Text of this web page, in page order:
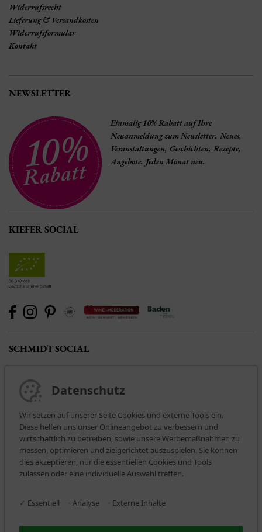
Widerrufsrecht
Lieferung & Versandkosten
Widerrufsformular
Kontakt
NEWSLETTER
Einmalig 10% Rabatt auf Ihre
Neuanmeldung zum Newsletter. Neues,
Veranstaltungen, Geschichten, Rezepte,
Angebote. Jeden Monat neu.
KIEFER SOCIAL
SCHMIDT SOCIAL
BEZAHLARTEN
Datenschutz
Wir setzen auf unserer Seite Cookies und externe Tools ein.
Diese helfen uns unser Onlineangebot zu verbessern und
wirtschaftlich zu betreiben, sowie unsere Werbemaßnahmen zu
messen, optimieren und zielgerichtet auszuspielen. Sie können
dies akzeptieren, nur die essentiellen Cookies und Tools
zulassen oder eine individuelle Auswahl treffen.
✓ Essentiell Analyse Externe Inhalte